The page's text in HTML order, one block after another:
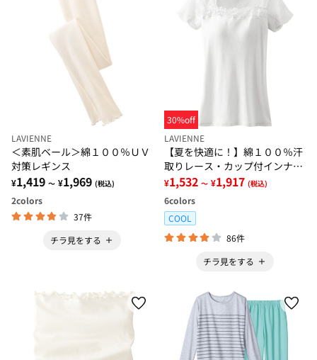
LAVIENNE
＜素肌ベール＞綿１００％ＵＶ
対策レギンス
¥1,419 ～ ¥1,969 (税込)
2colors
37件
チラ見をする
30%off
LAVIENNE
【夏を快適に！】綿１００％汗
取りレース・カップ付インナー
＜さらりラボ＞
¥1,532 ～ ¥1,917 (税込)
6colors
COOL
86件
チラ見をする